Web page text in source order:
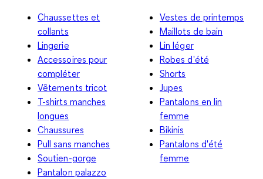
Chaussettes et
collants
Lingerie
Accessoires pour
compléter
Vêtements tricot
T-shirts manches
longues
Chaussures
Pull sans manches
Soutien-gorge
Pantalon palazzo
Vestes de printemps
Maillots de bain
Lin léger
Robes d'été
Shorts
Jupes
Pantalons en lin
femme
Bikinis
Pantalons d'été
femme